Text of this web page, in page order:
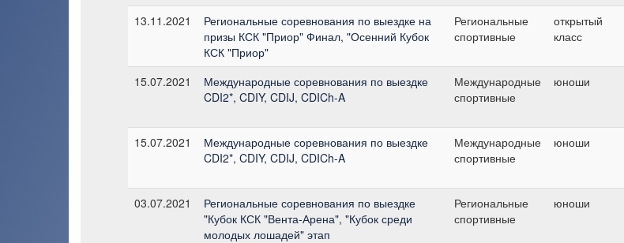
13.11.2021
Региональные соревнования по выездке на
призы КСК "Приор" Финал, "Осенний Кубок
КСК "Приор"
Региональные
спортивные
открытый
класс
15.07.2021
Международные соревнования по выездке
CDI2*, CDIY, CDIJ, CDICh-A
Международные
спортивные
юноши
15.07.2021
Международные соревнования по выездке
CDI2*, CDIY, CDIJ, CDICh-A
Международные
спортивные
юноши
03.07.2021
Региональные соревнования по выездке
"Кубок КСК "Вента-Арена", "Кубок среди
молодых лошадей" этап
Региональные
спортивные
юноши